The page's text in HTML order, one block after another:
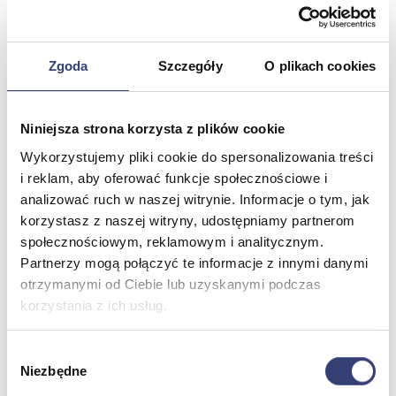
Zgoda Szczegóły O plikach cookies
Niniejsza strona korzysta z plików cookie
Wykorzystujemy pliki cookie do spersonalizowania treści
i reklam, aby oferować funkcje społecznościowe i
analizować ruch w naszej witrynie. Informacje o tym, jak
korzystasz z naszej witryny, udostępniamy partnerom
społecznościowym, reklamowym i analitycznym.
Partnerzy mogą połączyć te informacje z innymi danymi
otrzymanymi od Ciebie lub uzyskanymi podczas
korzystania z ich usług.
zgody
Niezbędne
skorzystasz z profesjonalnego doradztwa.
Wyszukaj od nowa
Kategorie
Produkty
Strony
Znaleziono: 8 kategorii, 8 produktów, 8 stron
Znaleziono: 8 kategorii
Pokaż wszystkie kategorie
Znaleziono: 8 produktów
Pokaż wszystkie produkty
Znaleziono: 8 stron
Pokaż wszystkie strony